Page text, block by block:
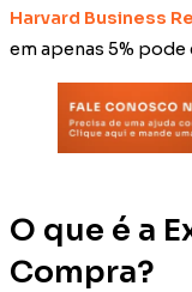
Harvard Business
em apenas 5% pode
O que é a
Compra?